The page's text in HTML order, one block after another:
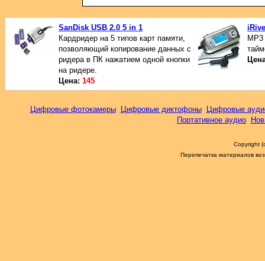
SanDisk USB 2.0 5 in 1
Кардридер на 5 типов карт памяти,
позволяющий копирование данных с
ридера в ПК нажатием одной кнопки
на ридере.
Цена: 145
МР3
Цифровые фотокамеры Цифровые диктофоны
Цифровые
Портативное аудио
Copyright
Перепечатка материалов